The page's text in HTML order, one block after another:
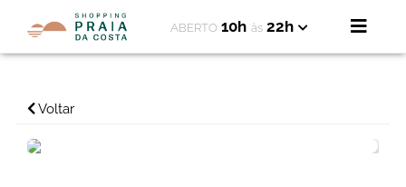
ABERTO 10h às 22h
Voltar